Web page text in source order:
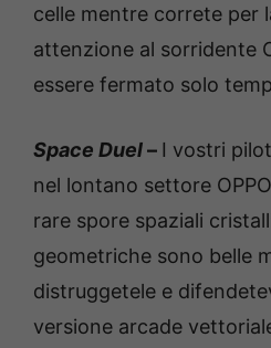
celle mentre correte per
attenzione al sorridente
essere fermato solo
Space Duel– I vostri
nel lontano settore
rare spore spaziali
geometriche sono belle
distruggetele e
versione arcade